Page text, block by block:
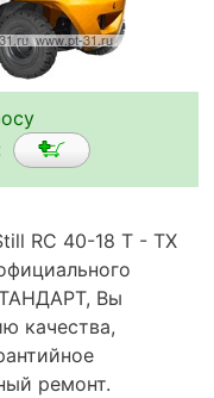
RC 40-18 T - TX
Вы
качества,
ремонт.